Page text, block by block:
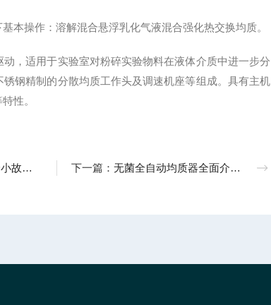
操作：溶解混合悬浮乳化气液混合强化热交换均质。
适用于实验室对粉碎实验物料在液体介质中进一步分
钢精制的分散均质工作头及调速机座等组成。具有主机
性。
注意了 下一篇： 无菌全自动均质器全面介绍，一文了解